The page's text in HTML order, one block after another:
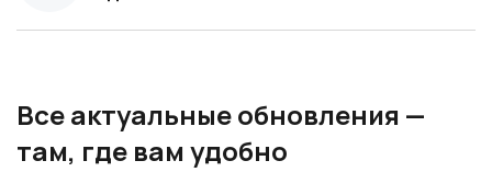
Все актуальные обновления —
Актуальные новости, практические советы и
закрытые инсайты — в наших каналах. Выбирайте